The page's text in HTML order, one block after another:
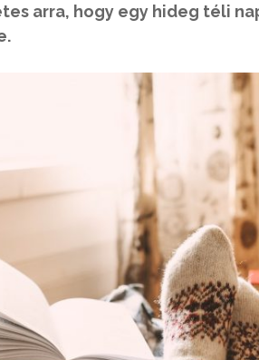
arra, hogy egy hideg téli